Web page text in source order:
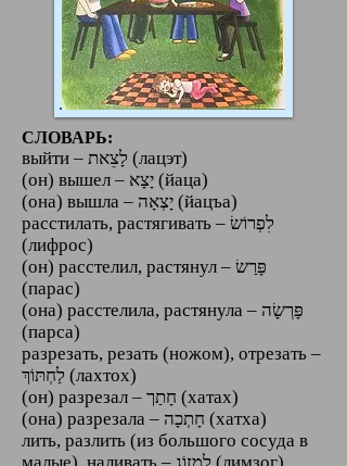
СЛОВАРЬ:
выйти – לָצֵאת (лацэт)
(он) вышел – יָצָא (йаца)
(она) вышла – יָצְאָה (йацъа)
расстилать, растягивать – לִפְרוֹשׂ
(лифрос)
(он) расстелил, растянул – פָּרַשׂ
(парас)
(она) расстелила, растянула – פָּרְשָׂה
(парса)
разрезать, резать (ножом), отрезать –
לַחְתּוֹךְ (лахтох)
(он) разрезал – חָתַך (хатах)
(она) разрезала – חָתְכָה (хатха)
лить, разлить (из большого сосуда в